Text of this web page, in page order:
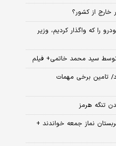
خارج از کشور؟
را که واگذار کردیم، وزیر
توسط سید محمد خاتمی+ فیلم
تامین برخی مهمات
تنگه هرمز
نماز جمعه خواندند +